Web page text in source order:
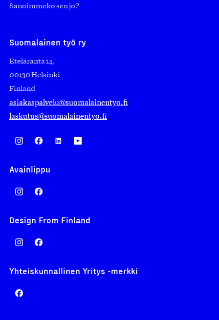
Sanoimmeko sen jo?
Suomalainen työ ry
Eteläranta 14,
00130 Helsinki
Finland
asiakaspalvelu@suomalainentyo.fi
laskutus@suomalainentyo.fi
Avainlippu
Design From Finland
Yhteiskunnallinen Yritys -merkki